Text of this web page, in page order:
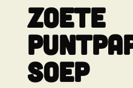
ZOETE
SOEP